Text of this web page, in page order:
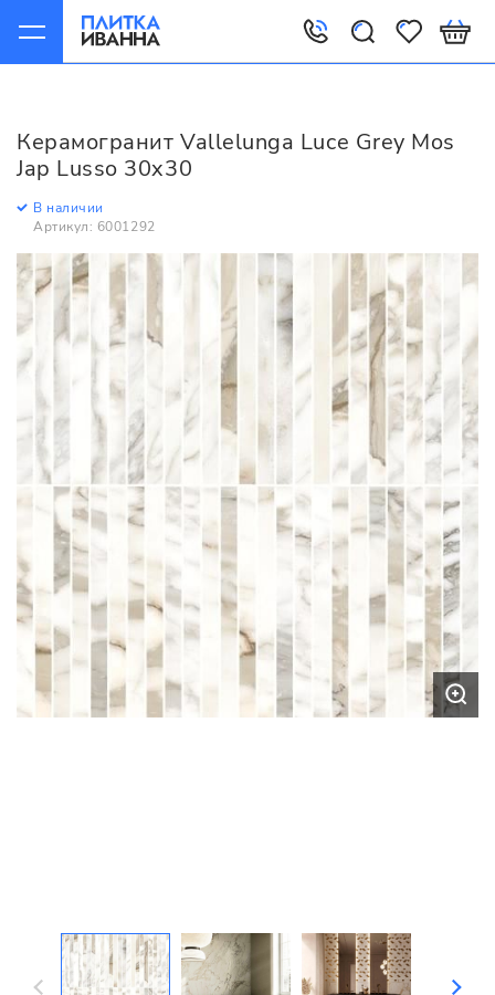
Керамогранит Vallelunga Luce Grey Mos
Jap Lusso 30x30
В наличии
Артикул: 6001292